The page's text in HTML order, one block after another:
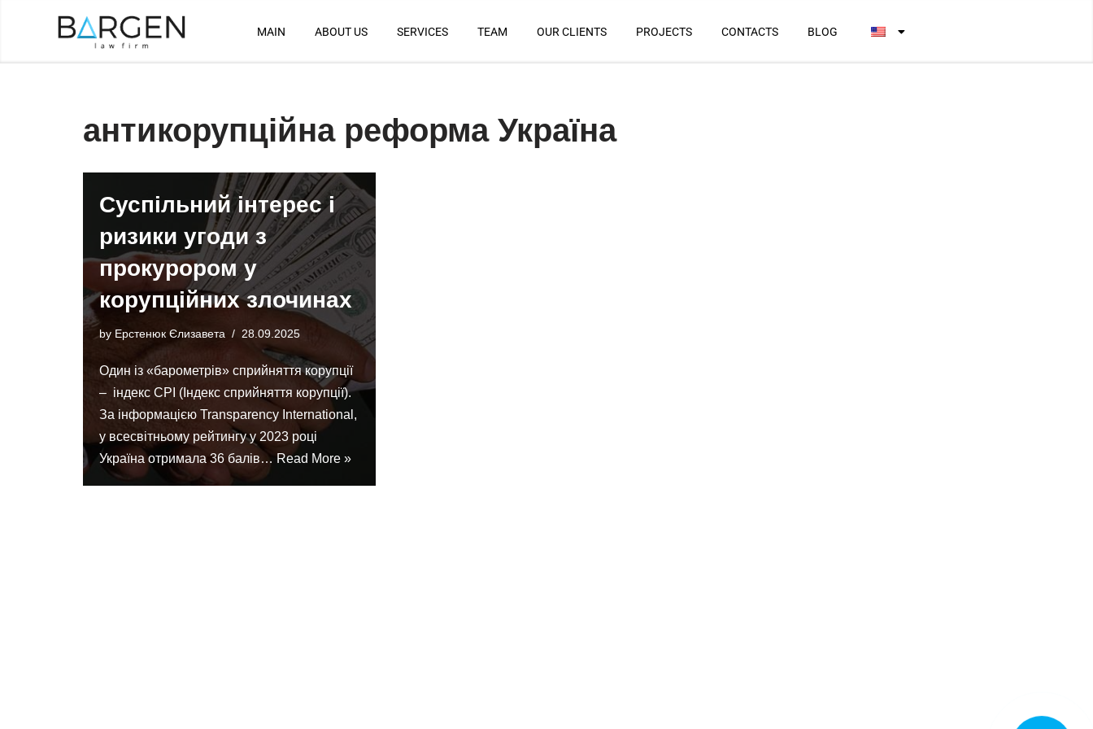
MAIN ABOUT US SERVICES TEAM OUR CLIENTS PROJECTS CONTACTS BLOG
антикорупційна реформа Україна
Суспільний інтерес і
ризики угоди з
прокурором у
корупційних злочинах
by Ерстенюк Єлизавета 28.09.2025
Один із «барометрів» сприйняття корупції
– індекс СРІ (Індекс сприйняття корупції).
За інформацією Transparency International,
у всесвітньому рейтингу у 2023 році
Україна отримала 36 балів… Read More »